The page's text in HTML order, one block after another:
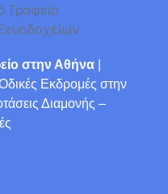
στην Αθήνα
Εκδρομές στην
Διαμονής –